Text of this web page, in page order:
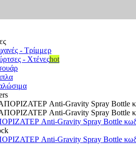
- Τρίμμερ
- Χτένεςhot
Anti-Gravity Spray Bottle
Anti-Gravity Spray Bottle